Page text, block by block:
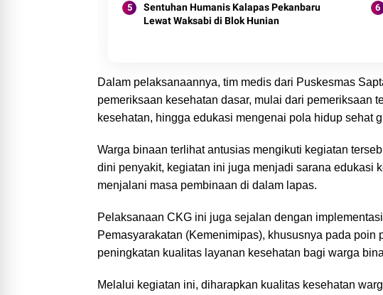
Sentuhan Humanis Kalapas Pekanbaru
Lewat Waksabi di Blok Hunian
Dalam pelaksanaannya, tim medis dari Puskesmas
pemeriksaan kesehatan dasar, mulai dari pemeriksaan
kesehatan, hingga edukasi mengenai pola hidup sehat
Warga binaan terlihat antusias mengikuti kegiatan
dini penyakit, kegiatan ini juga menjadi sarana edukasi
menjalani masa pembinaan di dalam lapas.
Pelaksanaan CKG ini juga sejalan dengan
Pemasyarakatan (Kemenimipas), khususnya pada
peningkatan kualitas layanan kesehatan bagi warga
Melalui kegiatan ini, diharapkan kualitas kesehatan